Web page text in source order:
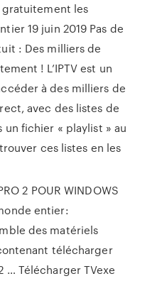
gratuitement les
19 juin 2019 Pas de
: Des milliers de
! L’IPTV est un
à des milliers de
avec des listes de
fichier « playlist » au
ces listes en les
2 POUR WINDOWS
entier:
des matériels
télécharger
… Télécharger TVexe